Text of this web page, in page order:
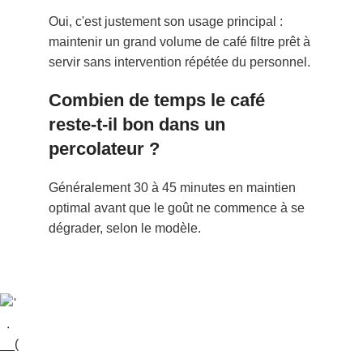
Oui, c'est justement son usage principal :
maintenir un grand volume de café filtre prêt à
servir sans intervention répétée du personnel.
Combien de temps le café
reste-t-il bon dans un
percolateur ?
Généralement 30 à 45 minutes en maintien
optimal avant que le goût ne commence à se
dégrader, selon le modèle.